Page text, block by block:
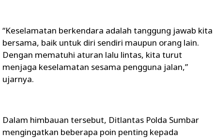
“Keselamatan berkendara adalah tanggung jawab kita
bersama, baik untuk diri sendiri maupun orang lain.
Dengan mematuhi aturan lalu lintas, kita turut
menjaga keselamatan sesama pengguna jalan,”
ujarnya.
Dalam himbauan tersebut, Ditlantas Polda Sumbar
mengingatkan beberapa poin penting kepada